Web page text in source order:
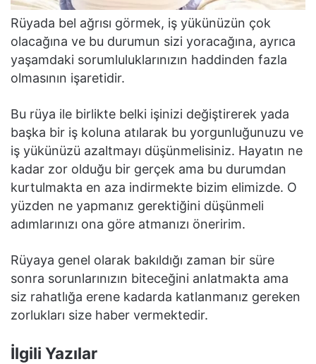
Rüyada bel ağrısı görmek, iş yükünüzün çok
olacağına ve bu durumun sizi yoracağına, ayrıca
yaşamdaki sorumluluklarınızın haddinden fazla
olmasının işaretidir.
Bu rüya ile birlikte belki işinizi değiştirerek yada
başka bir iş koluna atılarak bu yorgunluğunuzu ve
iş yükünüzü azaltmayı düşünmelisiniz. Hayatın ne
kadar zor olduğu bir gerçek ama bu durumdan
kurtulmakta en aza indirmekte bizim elimizde. O
yüzden ne yapmanız gerektiğini düşünmeli
adımlarınızı ona göre atmanızı öneririm.
Rüyaya genel olarak bakıldığı zaman bir süre
sonra sorunlarınızın biteceğini anlatmakta ama
siz rahatlığa erene kadarda katlanmanız gereken
zorlukları size haber vermektedir.
İlgili Yazılar